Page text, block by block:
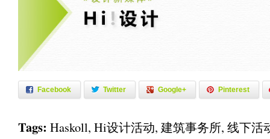
Facebook Twitter Google+ Pinterest
Tags: Haskoll, Hi设计活动, 建筑事务所, 线下活